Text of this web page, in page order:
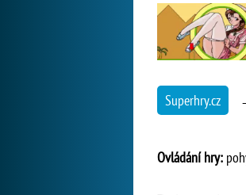
Superhry.cz
Ovládání hry: